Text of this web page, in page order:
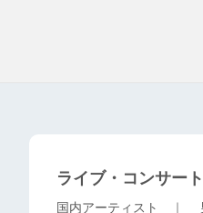
ライブ・コンサート
国内アーティスト ｜